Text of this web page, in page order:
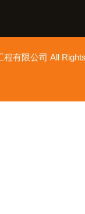
程有限公司 All